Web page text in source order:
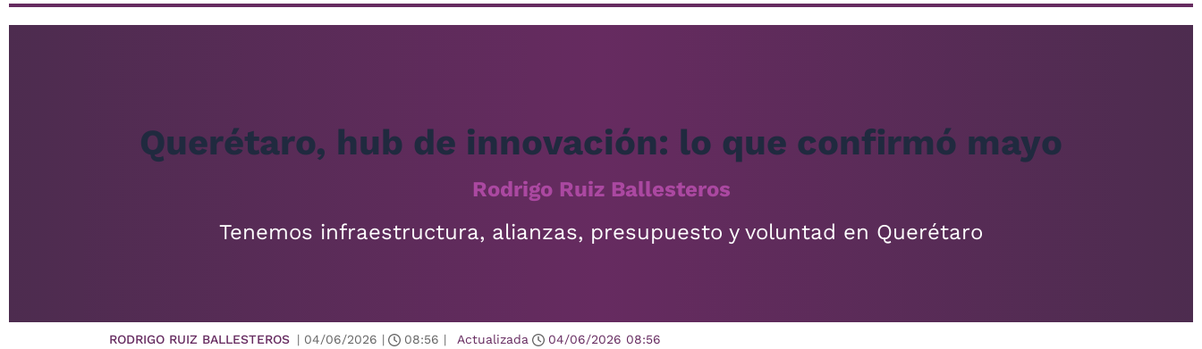
Querétaro, hub de innovación: lo que confirmó mayo
Rodrigo Ruiz Ballesteros
Tenemos infraestructura, alianzas, presupuesto y voluntad en Querétaro
RODRIGO RUIZ BALLESTEROS | 04/06/2026 | 08:56 | Actualizada 04/06/2026 08:56